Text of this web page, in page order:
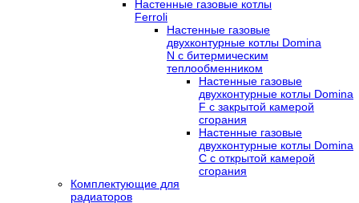
Настенные газовые котлы
Ferroli
Настенные газовые
двухконтурные котлы Domina
N с битермическим
теплообменником
Настенные газовые
двухконтурные котлы Domina
F с закрытой камерой
сгорания
Настенные газовые
двухконтурные котлы Domina
C с открытой камерой
сгорания
Комплектующие для
радиаторов